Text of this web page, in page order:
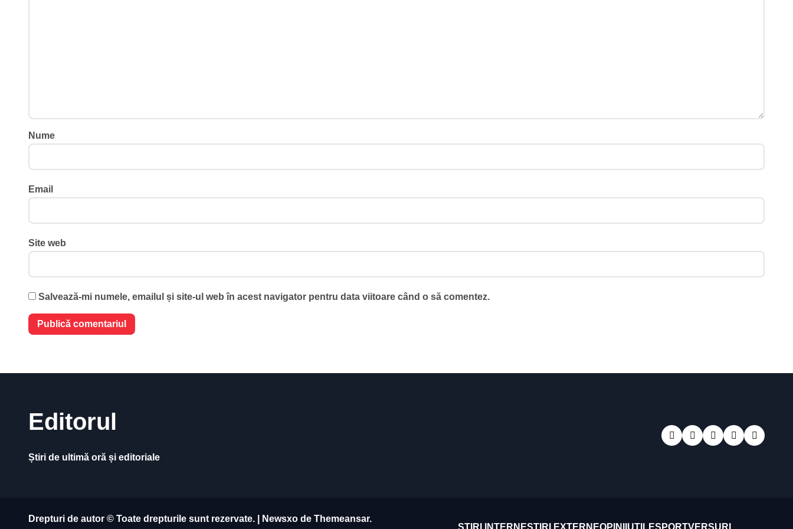
Nume
Email
Site web
Salvează-mi numele, emailul și site-ul web în acest navigator pentru data viitoare când o să comentez.
Editorul
Știri de ultimă oră și editoriale
Drepturi de autor © Toate drepturile sunt rezervate. Newsxo de Themeansar.
ȘTIRI INTERNESTIRI EXTERNEOPINII UTILESPORTVERSURI